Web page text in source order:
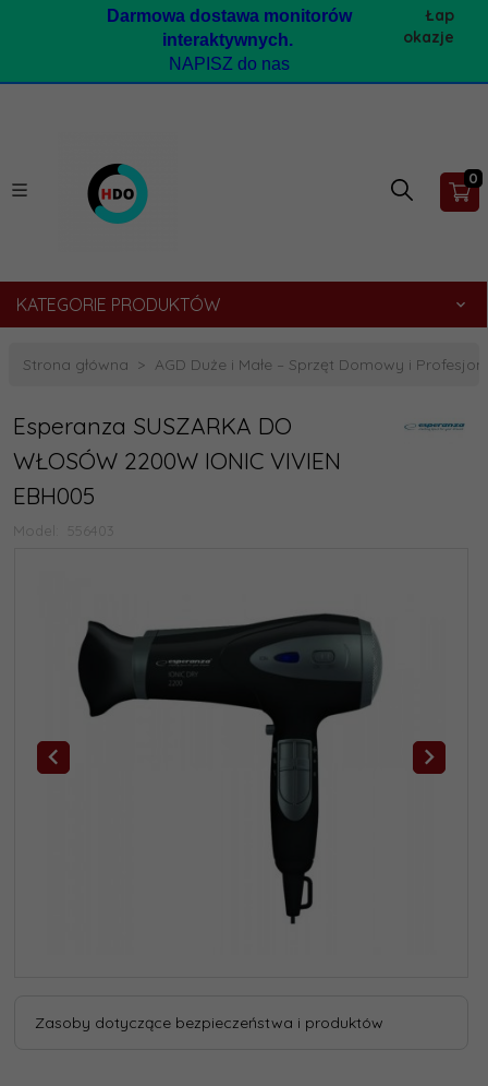
Darmowa dostawa monitorów
interaktywnych.
NAPISZ do nas
Łap
okazje
0
KATEGORIE PRODUKTÓW
Strona główna AGD Duże i Małe – Sprzęt Domowy i
Esperanza SUSZARKA DO
WŁOSÓW 2200W IONIC VIVIEN
EBH005
Model: 556403
Zasoby dotyczące bezpieczeństwa i produktów